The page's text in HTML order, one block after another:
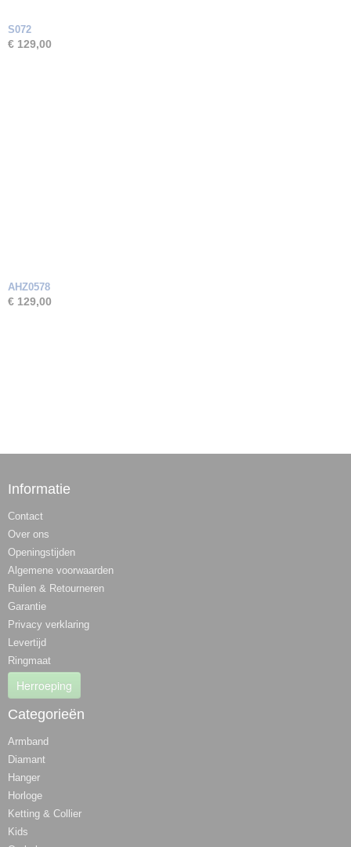
S072
€ 129,00
AHZ0578
€ 129,00
Informatie
Contact
Over ons
Openingstijden
Algemene voorwaarden
Ruilen & Retourneren
Garantie
Privacy verklaring
Levertijd
Ringmaat
Herroeping
Categorieën
Armband
Diamant
Hanger
Horloge
Ketting & Collier
Kids